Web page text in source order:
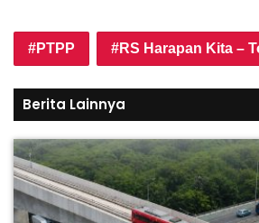
PTPP RS Harapan Kita –
Berita Lainnya